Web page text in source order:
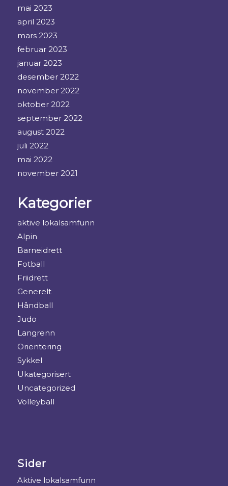
mai 2023
april 2023
mars 2023
februar 2023
januar 2023
desember 2022
november 2022
oktober 2022
september 2022
august 2022
juli 2022
mai 2022
november 2021
Kategorier
aktive lokalsamfunn
Alpin
Barneidrett
Fotball
Friidrett
Generelt
Håndball
Judo
Langrenn
Orientering
Sykkel
Ukategorisert
Uncategorized
Volleyball
Sider
Aktive lokalsamfunn